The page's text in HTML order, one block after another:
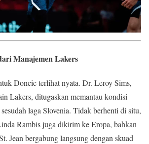
Manajemen Lakers
Doncic terlihat nyata. Dr. Leroy Sims,
Lakers, ditugaskan memantau kondisi
laga Slovenia. Tidak berhenti di situ,
Rambis juga dikirim ke Eropa, bahkan
Jean bergabung langsung dengan skuad